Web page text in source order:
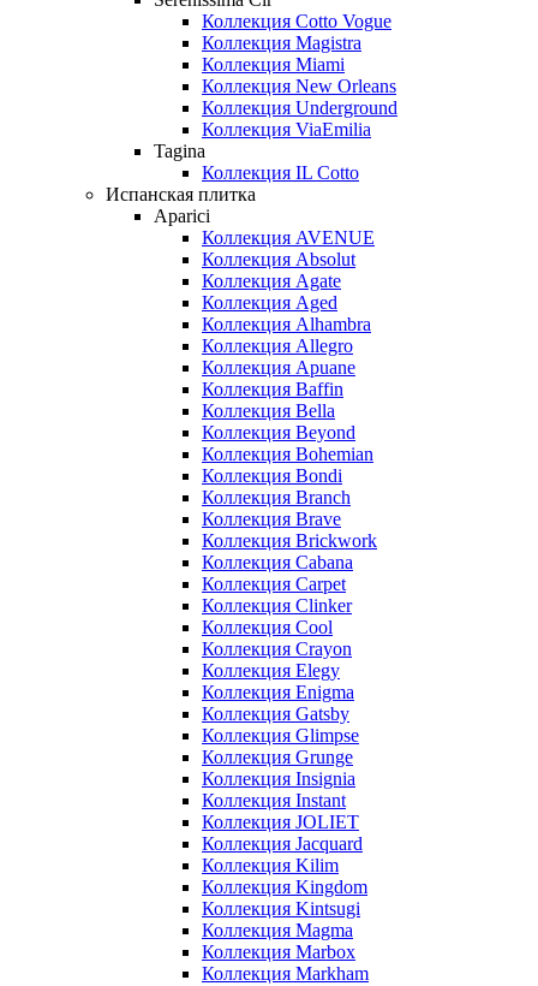
Коллекция Cotto Vogue
Коллекция Magistra
Коллекция Miami
Коллекция New Orleans
Коллекция Underground
Коллекция ViaEmilia
Tagina
Коллекция IL Cotto
Испанская плитка
Aparici
Коллекция AVENUE
Коллекция Absolut
Коллекция Agate
Коллекция Aged
Коллекция Alhambra
Коллекция Allegro
Коллекция Apuane
Коллекция Baffin
Коллекция Bella
Коллекция Beyond
Коллекция Bohemian
Коллекция Bondi
Коллекция Branch
Коллекция Brave
Коллекция Brickwork
Коллекция Cabana
Коллекция Carpet
Коллекция Clinker
Коллекция Cool
Коллекция Crayon
Коллекция Elegy
Коллекция Enigma
Коллекция Gatsby
Коллекция Glimpse
Коллекция Grunge
Коллекция Insignia
Коллекция Instant
Коллекция JOLIET
Коллекция Jacquard
Коллекция Kilim
Коллекция Kingdom
Коллекция Kintsugi
Коллекция Magma
Коллекция Marbox
Коллекция Markham